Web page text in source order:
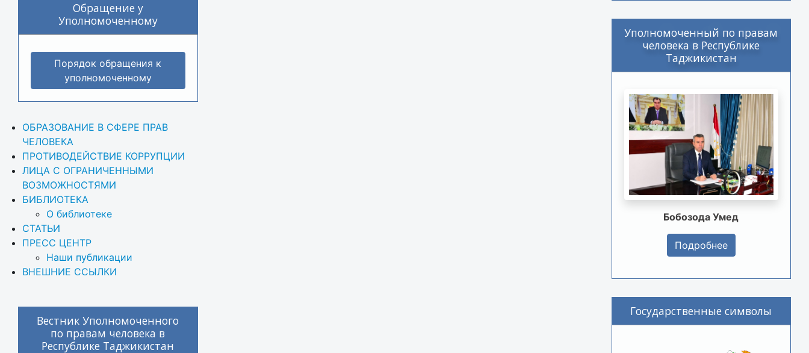
Обращение у
Уполномоченному
Порядок обращения к
уполномоченному
ОБРАЗОВАНИЕ В СФЕРЕ ПРАВ
ЧЕЛОВЕКА
ПРОТИВОДЕЙСТВИЕ КОРРУПЦИИ
ЛИЦА С ОГРАНИЧЕННЫМИ
ВОЗМОЖНОСТЯМИ
БИБЛИОТЕКА
О библиотеке
СТАТЬИ
ПРЕСС ЦЕНТР
Наши публикации
ВНЕШНИЕ ССЫЛКИ
Вестник Уполномоченного
по правам человека в
Республике Таджикистан
Уполномоченный по правам
человека в Республике
Таджикистан
Бобозода Умед
Подробнее
Государственные символы